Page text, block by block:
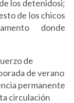
los detenidosi;
de los chicos
donde
de
de verano
permanente
circulación